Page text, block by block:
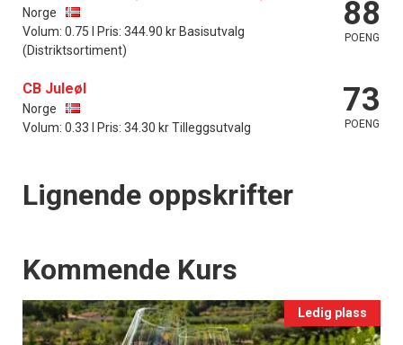
Norge
Volum: 0.75 l Pris: 344.90 kr Basisutvalg
(Distriktsortiment)
88
POENG
CB Juleøl
Norge
Volum: 0.33 l Pris: 34.30 kr Tilleggsutvalg
73
POENG
Lignende oppskrifter
Events
Kommende Kurs
Ledig plass